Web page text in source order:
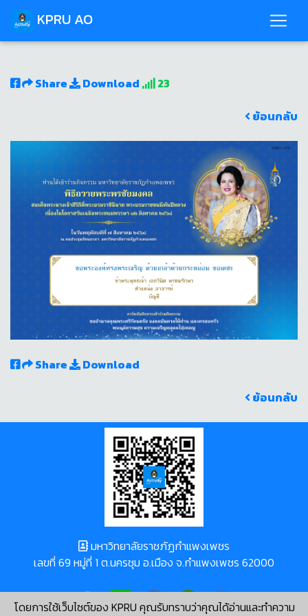
KPRU AO
Share Download
23
ย้อนกลับ
Share
Download
ย้อนกลับ
โดยการใช้เว็บไซต์ของ KPRU คุณรับทราบว่าคุณได้อ่านและทำความ
มหาวิทยาลัยราชภัฏกำแพงเพชร
เลขที่ 69 หมู่ที่ 1 ต.นครชุม อ.เมือง จ.กำแพงเพชร 62000